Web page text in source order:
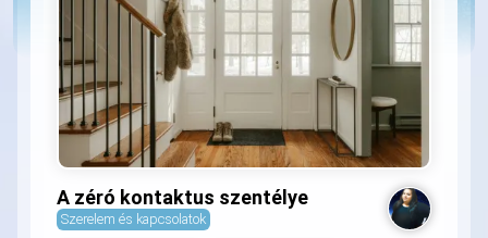
A zéró kontaktus szentélye
Szerelem és kapcsolatok